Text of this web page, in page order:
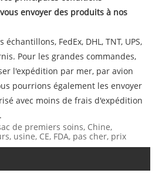
envoyer des produits à nos
échantillons, FedEx, DHL, TNT, UPS,
Pour les grandes commandes,
l'expédition par mer, par avion
pourrions également les envoyer
avec moins de frais d'expédition
de premiers soins, Chine,
usine, CE, FDA, pas cher, prix